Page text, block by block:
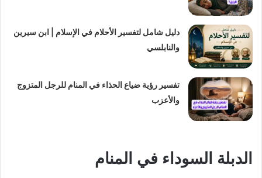
دليل شامل لتفسير الأحلام في الإسلام | ابن سيرين
والنابلسي
تفسير رؤية ضياع الحذاء في المنام للرجل المتزوج
والأعزب
الدبلة السوداء في المنام